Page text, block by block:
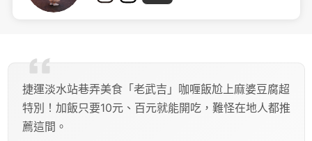
捷運淡水站巷弄美食「老武吉」咖喱飯尬上麻婆豆腐超
特別！加飯只要10元、百元就能開吃，難怪在地人都推
薦這間。